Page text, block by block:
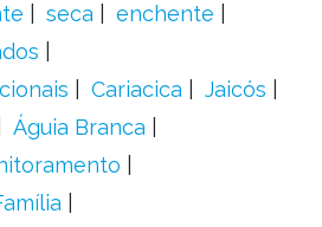
seca
enchente
Cariacica
Jaicós
Águia Branca